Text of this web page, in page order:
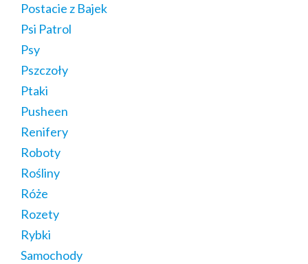
Postacie z Bajek
Psi Patrol
Psy
Pszczoły
Ptaki
Pusheen
Renifery
Roboty
Rośliny
Róże
Rozety
Rybki
Samochody